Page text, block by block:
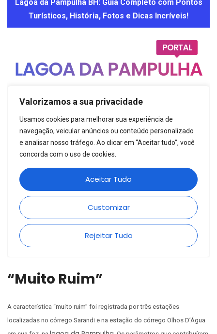
“Muito Ruim”
A característica “muito ruim” foi registrada por três estações
localizadas no córrego Sarandi e na estação do córrego Olhos D’Água